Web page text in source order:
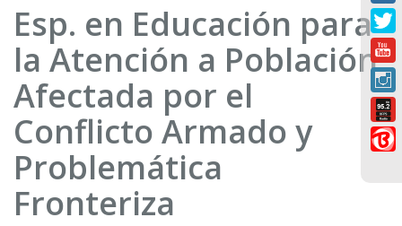
Esp. en Educación para
la Atención a Población
Afectada por el
Conflicto Armado y
Problemática
Fronteriza